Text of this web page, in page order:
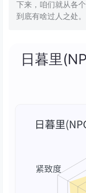
下来，咱们就从各
到底有啥过人之处。
日暮里